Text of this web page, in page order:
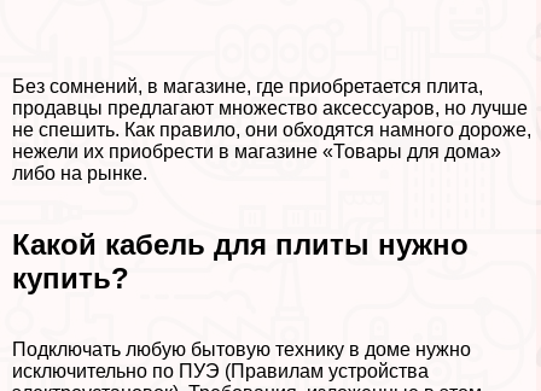
Без сомнений, в магазине, где приобретается плита,
продавцы предлагают множество аксессуаров, но лучше
не спешить. Как правило, они обходятся намного дороже,
нежели их приобрести в магазине «Товары для дома»
либо на рынке.
Какой кабель для плиты нужно
купить?
Подключать любую бытовую технику в доме нужно
исключительно по ПУЭ (Правилам устройства